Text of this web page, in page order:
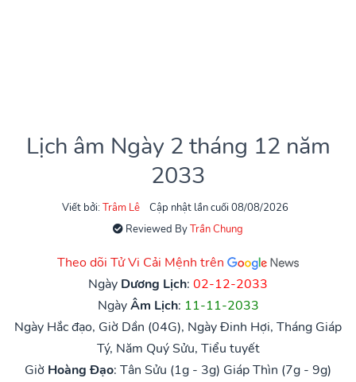
Lịch âm Ngày 2 tháng 12 năm
2033
Viết bởi: Trâm Lê
Cập nhật lần cuối 08/08/2026
Reviewed ByTrần Chung
Theo dõi Tử Vi Cải Mệnh trên
Ngày Dương Lịch: 02-12-2033
NgàyÂm Lịch: 11-11-2033
Ngày Hắc đạo, Giờ Dần (04G), Ngày Đinh Hợi, Tháng Giáp
Tý, Năm Quý Sửu, Tiểu tuyết
Giờ Hoàng Đạo: Tân Sửu (1g - 3g) Giáp Thìn (7g - 9g)